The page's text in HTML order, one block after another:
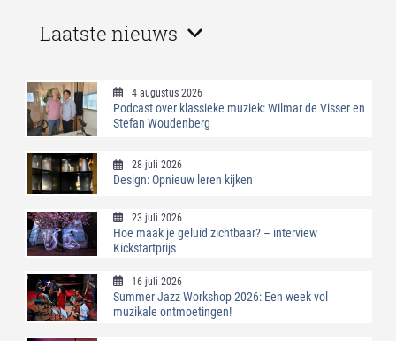
Laatste nieuws
4 augustus 2026
Podcast over klassieke muziek: Wilmar de Visser en
Stefan Woudenberg
28 juli 2026
Design: Opnieuw leren kijken
23 juli 2026
Hoe maak je geluid zichtbaar? – interview
Kickstartprijs
16 juli 2026
Summer Jazz Workshop 2026: Een week vol
muzikale ontmoetingen!